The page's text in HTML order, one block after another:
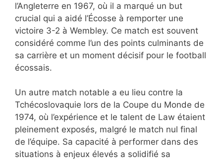
l’Angleterre en 1967, où il a marqué un but
crucial qui a aidé l’Écosse à remporter une
victoire 3-2 à Wembley. Ce match est souvent
considéré comme l’un des points culminants de
sa carrière et un moment décisif pour le football
écossais.
Un autre match notable a eu lieu contre la
Tchécoslovaquie lors de la Coupe du Monde de
1974, où l’expérience et le talent de Law étaient
pleinement exposés, malgré le match nul final
de l’équipe. Sa capacité à performer dans des
situations à enjeux élevés a solidifié sa